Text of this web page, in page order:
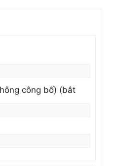
công bố) (bắt